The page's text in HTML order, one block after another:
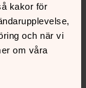
kakor för
och när vi
om våra
under en
tillsammans?